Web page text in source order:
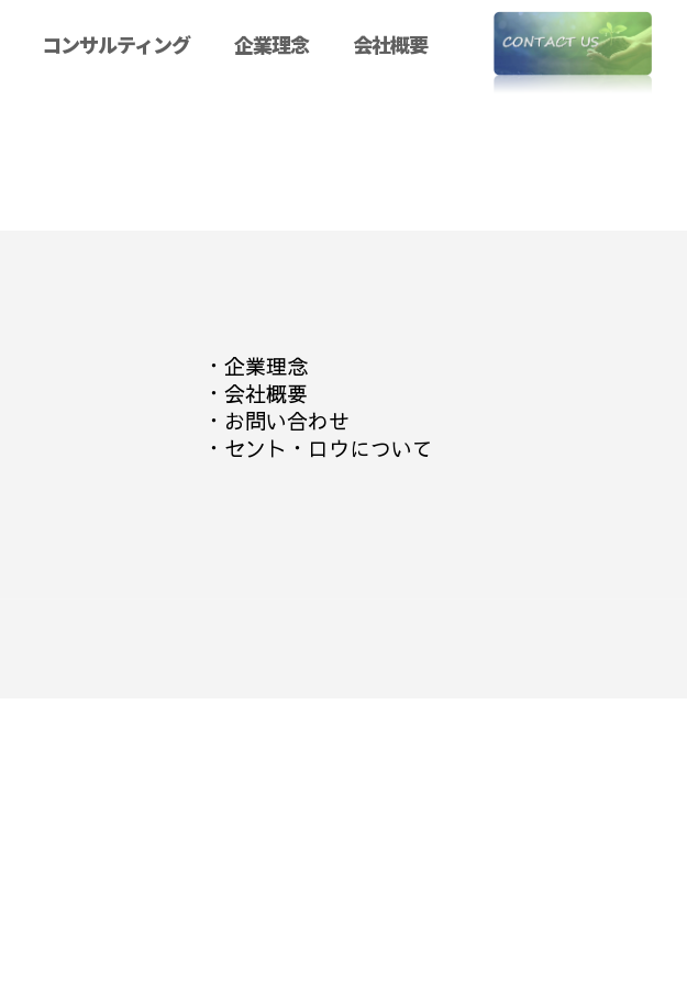
コンサルティング 企業理念 会社概要
・ 企業理念
・ 会社概要
・ お問い合わせ
・ セント・ロウについて